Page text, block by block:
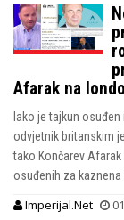
Afarak na
Iako je tajkun
odvjetnik britanskim
tako Končarev
osuđenih za
Imperijal.Net